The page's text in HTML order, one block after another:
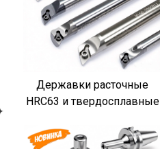
Державки расточные
HRC63 и твердосплавные